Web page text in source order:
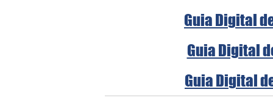
Guia Digital
Guia Digital
Guia Digital